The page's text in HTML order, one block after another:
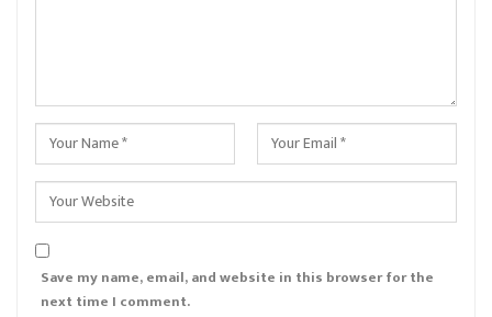
Save my name, email, and website in this browser for the
next time I comment.